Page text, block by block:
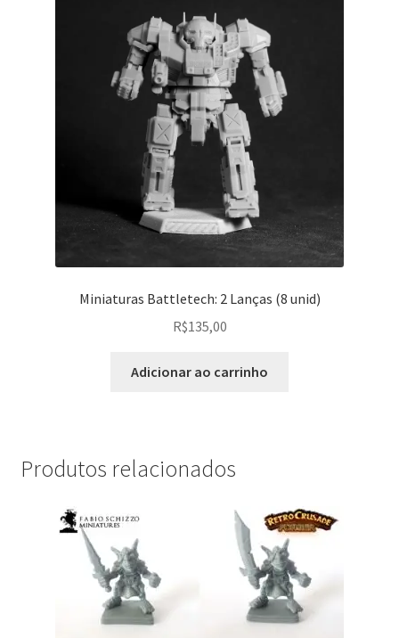
Miniaturas Battletech: 2 Lanças (8 unid)
R$135,00
Adicionar ao carrinho
Produtos relacionados